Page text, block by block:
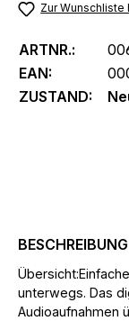
Zur Wunschliste
ARTNR.:
EAN:
ZUSTAND:
BESCHREIBUNG
unterwegs. Das
Audioaufnahmen